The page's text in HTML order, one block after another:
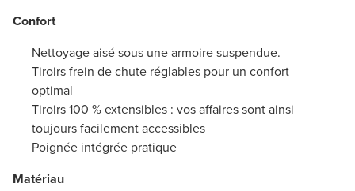
Confort
Nettoyage aisé sous une armoire suspendue.
Tiroirs frein de chute réglables pour un confort
optimal
Tiroirs 100 % extensibles : vos affaires sont ainsi
toujours facilement accessibles
Poignée intégrée pratique
Matériau